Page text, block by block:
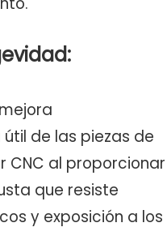
de las piezas de
CNC al proporcionar
que resiste
y exposición a los